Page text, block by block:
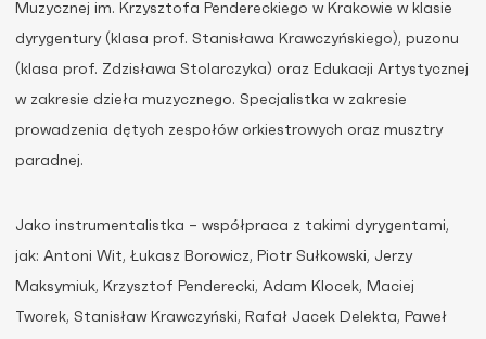
Muzycznej im. Krzysztofa Pendereckiego w Krakowie w klasie
dyrygentury (klasa prof. Stanisława Krawczyńskiego), puzonu
(klasa prof. Zdzisława Stolarczyka) oraz Edukacji Artystycznej
w zakresie dzieła muzycznego. Specjalistka w zakresie
prowadzenia dętych zespołów orkiestrowych oraz musztry
paradnej.
Jako instrumentalistka – współpraca z takimi dyrygentami,
jak: Antoni Wit, Łukasz Borowicz, Piotr Sułkowski, Jerzy
Maksymiuk, Krzysztof Penderecki, Adam Klocek, Maciej
Tworek, Stanisław Krawczyński, Rafał Jacek Delekta, Paweł